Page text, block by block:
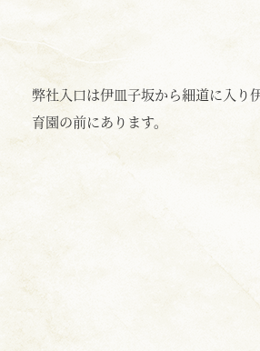
弊社入口は伊皿子坂から細道に入り
育園の前にあります。